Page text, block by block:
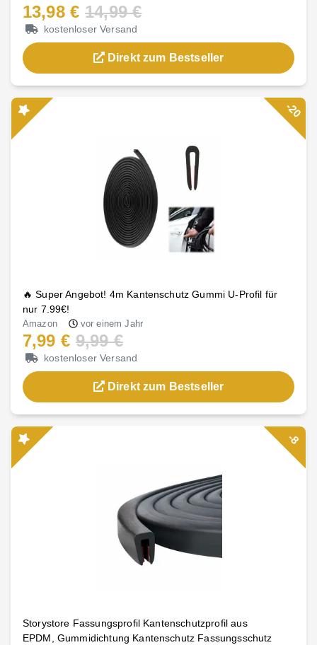
13,98 € 14,99 €
kostenloser Versand
Direkt zum Bestseller
🔥 Super Angebot! 4m Kantenschutz Gummi U-Profil für
nur 7.99€!
Amazon vor einem Jahr
7,99 € 9,99 €
kostenloser Versand
Direkt zum Bestseller
-20
Storystore Fassungsprofil Kantenschutzprofil aus
EPDM, Gummidichtung Kantenschutz Fassungsschutz
-8